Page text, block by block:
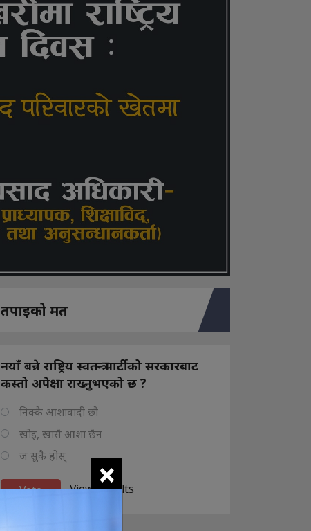
तपाइको मत
नयाँ बन्ने राष्ट्रिय स्वतन्त्र पार्टीको सरकारबाट
कस्तो अपेक्षा राख्नुभएको छ ?
निक्कै आशावादी छौ
खोइ, खासै आशा छैन
ज सुकै होस्
View Results
×